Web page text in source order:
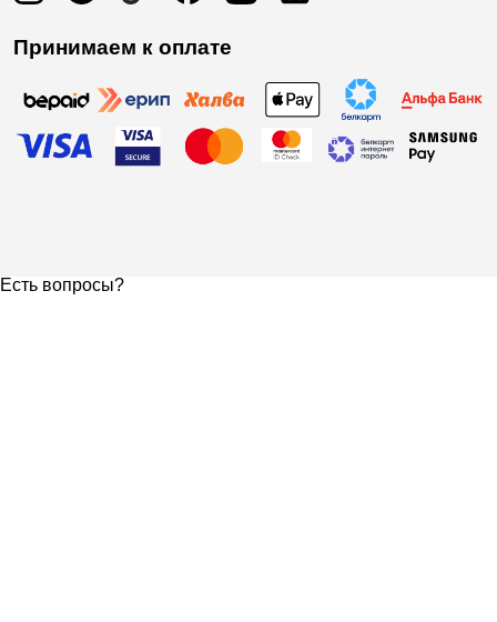
Принимаем к оплате
Есть вопросы?